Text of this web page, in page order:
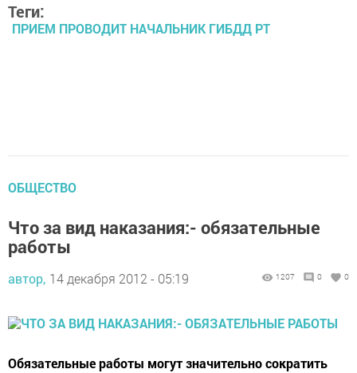
Теги:
ПРИЕМ ПРОВОДИТ НАЧАЛЬНИК ГИБДД РТ
ОБЩЕСТВО
Что за вид наказания:- обязательные
работы
автор, 14 декабря 2012 - 05:19 1207 0 0
Обязательные работы могут значительно сократить